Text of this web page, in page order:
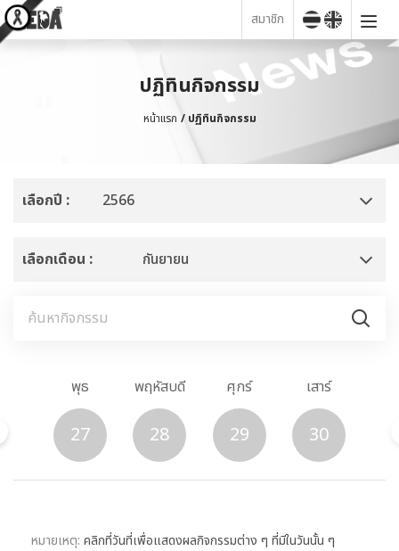
สมาชิก
ปฏิทินกิจกรรม
หน้าแรก ปฏิทินกิจกรรม
เลือกปี : 2566
เลือกเดือน : กันยายน
พุธ
27
พฤหัสบดี
28
ศุกร์
29
เสาร์
30
หมายเหตุ: คลิกที่วันที่เพื่อแสดงผลกิจกรรมต่าง ๆ ที่มีในวันนั้น ๆ